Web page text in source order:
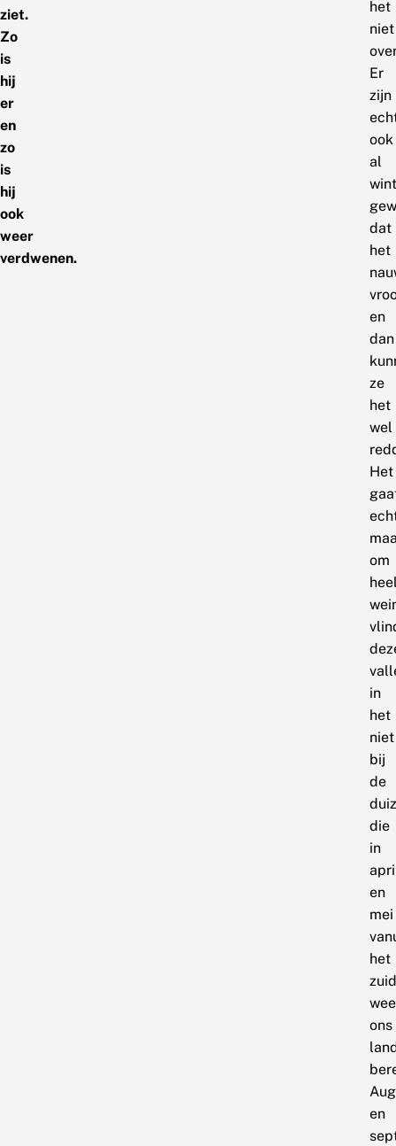
ziet.
Zo
is
hij
er
en
zo
is
hij
ook
weer
verdwenen.
het
niet
Er
zijn
ook
al
dat
het
en
dan
ze
het
wel
Het
om
in
het
niet
bij
de
die
in
en
mei
het
ons
en